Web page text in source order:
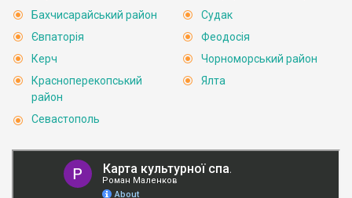
Бахчисарайський район
Євпаторія
Керч
Красноперекопський
район
Севастополь
Судак
Феодосія
Чорноморський район
Ялта